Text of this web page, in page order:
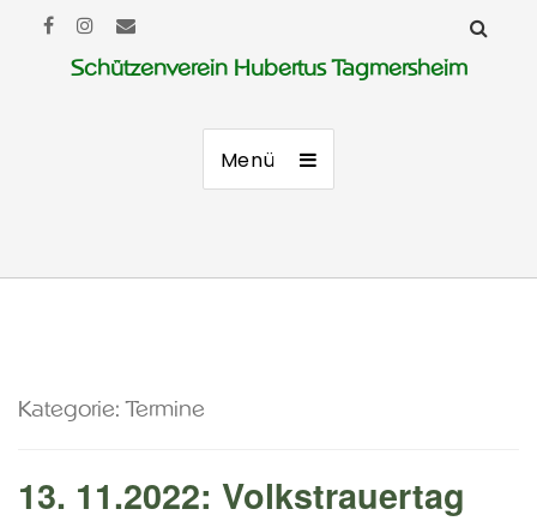
Schützenverein Hubertus Tagmersheim
Menü
Kategorie:Termine
13. 11.2022: Volkstrauertag